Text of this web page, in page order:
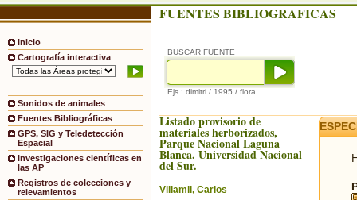
Inicio
Cartografía interactiva
Sonidos de animales
Fuentes Bibliográficas
GPS, SIG y Teledetección
Espacial
Investigaciones científicas en
las AP
Registros de colecciones y
relevamientos
FUENTES BIBLIOGRAFICAS
BUSCAR FUENTE
Ejs.: dimitri / 1995 / flora
Listado provisorio de
materiales herborizados,
Parque Nacional Laguna
Blanca. Universidad Nacional
del Sur.
Villamil, Carlos